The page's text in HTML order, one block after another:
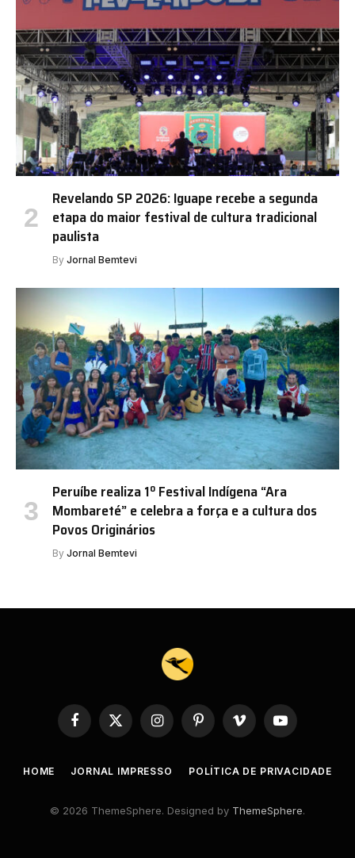
Revelando SP 2026: Iguape recebe a segunda
etapa do maior festival de cultura tradicional
paulista
By Jornal Bemtevi
Peruíbe realiza 1º Festival Indígena “Ara
Mombareté” e celebra a força e a cultura dos
Povos Originários
By Jornal Bemtevi
Facebook
X
(Twitter)
InstagramPinterestVimeo YouTube
HOME JORNAL IMPRESSO POLÍTICA DE PRIVACIDADE
© 2026 ThemeSphere. Designed by ThemeSphere.